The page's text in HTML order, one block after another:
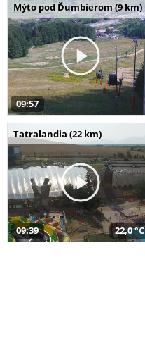
Mýto pod Ďumbierom (9 km)
09:57
Tatralandia (22 km)
09:39 22,0 °C